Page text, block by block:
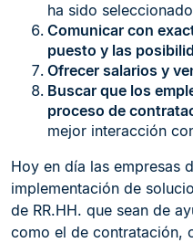
ha sido
Comunicar con
puesto y las
Ofrecer salarios y
Buscar que los
proceso de
mejor interacción
Hoy en día las empresas
implementación de
de RR.HH. que sean de
como el de contratación,